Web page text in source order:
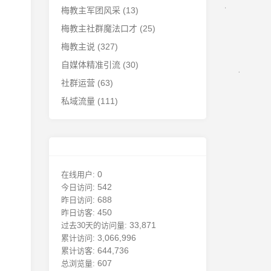
梅教主军团风采 (13)
梅教主社群魔法口才 (25)
梅教主说 (327)
自媒体精准引流 (30)
社群运营 (63)
私域流量 (111)
在线用户: 0
今日访问: 542
昨日访问: 688
昨日访客: 450
过去30天的访问量: 33,871
累计访问: 3,066,996
累计访客: 644,736
总浏览量: 607